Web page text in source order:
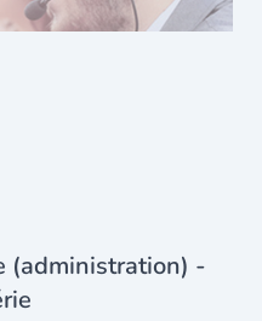
(administration) -